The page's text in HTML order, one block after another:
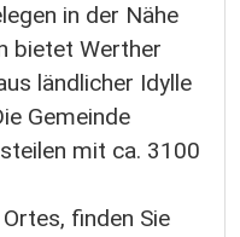
in der Nähe
bietet Werther
ländlicher Idylle
Gemeinde
mit ca. 3100
finden Sie